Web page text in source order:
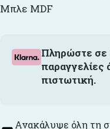
Μπλε MDF
Πληρώστε σε
πιστωτική.
Ανακάλυψε όλη τη